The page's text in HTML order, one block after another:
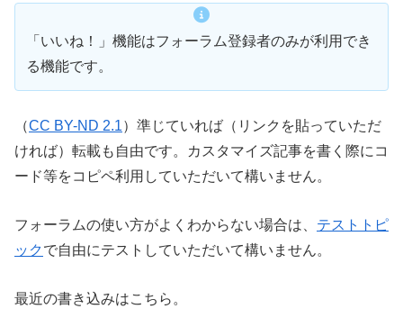
「いいね！」機能はフォーラム登録者のみが利用でき
る機能です。
（CC BY-ND 2.1）準じていれば（リンクを貼っていただ
ければ）転載も自由です。カスタマイズ記事を書く際にコ
ード等をコピペ利用していただいて構いません。
フォーラムの使い方がよくわからない場合は、 テストトピ
ックで自由にテストしていただいて構いません。
最近の書き込みはこちら。